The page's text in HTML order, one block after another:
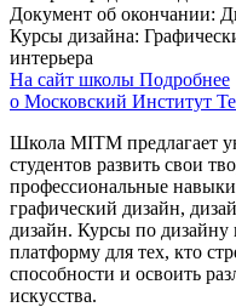
Документ об окончании:
Курсы дизайна:
интерьера
На сайт школы Подробнее
о Московский Институт
Школа MITM предлагает
студентов развить свои
профессиональные
графический дизайн,
дизайн. Курсы по дизайну
платформу для тех, кто
способности и освоить
искусства.